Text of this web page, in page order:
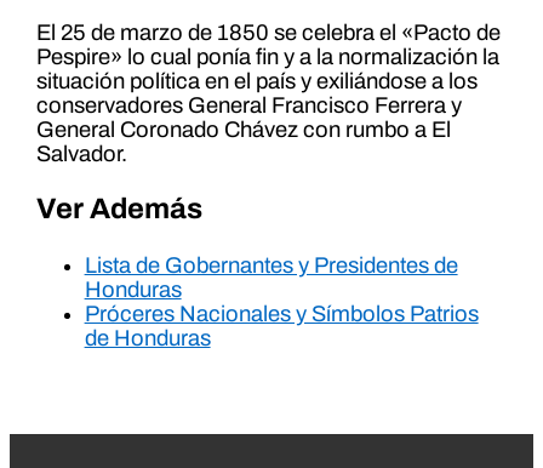
El 25 de marzo de 1850 se celebra el «Pacto de
Pespire» lo cual ponía fin y a la normalización la
situación política en el país y exiliándose a los
conservadores General Francisco Ferrera y
General Coronado Chávez con rumbo a El
Salvador.
Ver Además
Lista de Gobernantes y Presidentes de
Honduras
Próceres Nacionales y Símbolos Patrios
de Honduras